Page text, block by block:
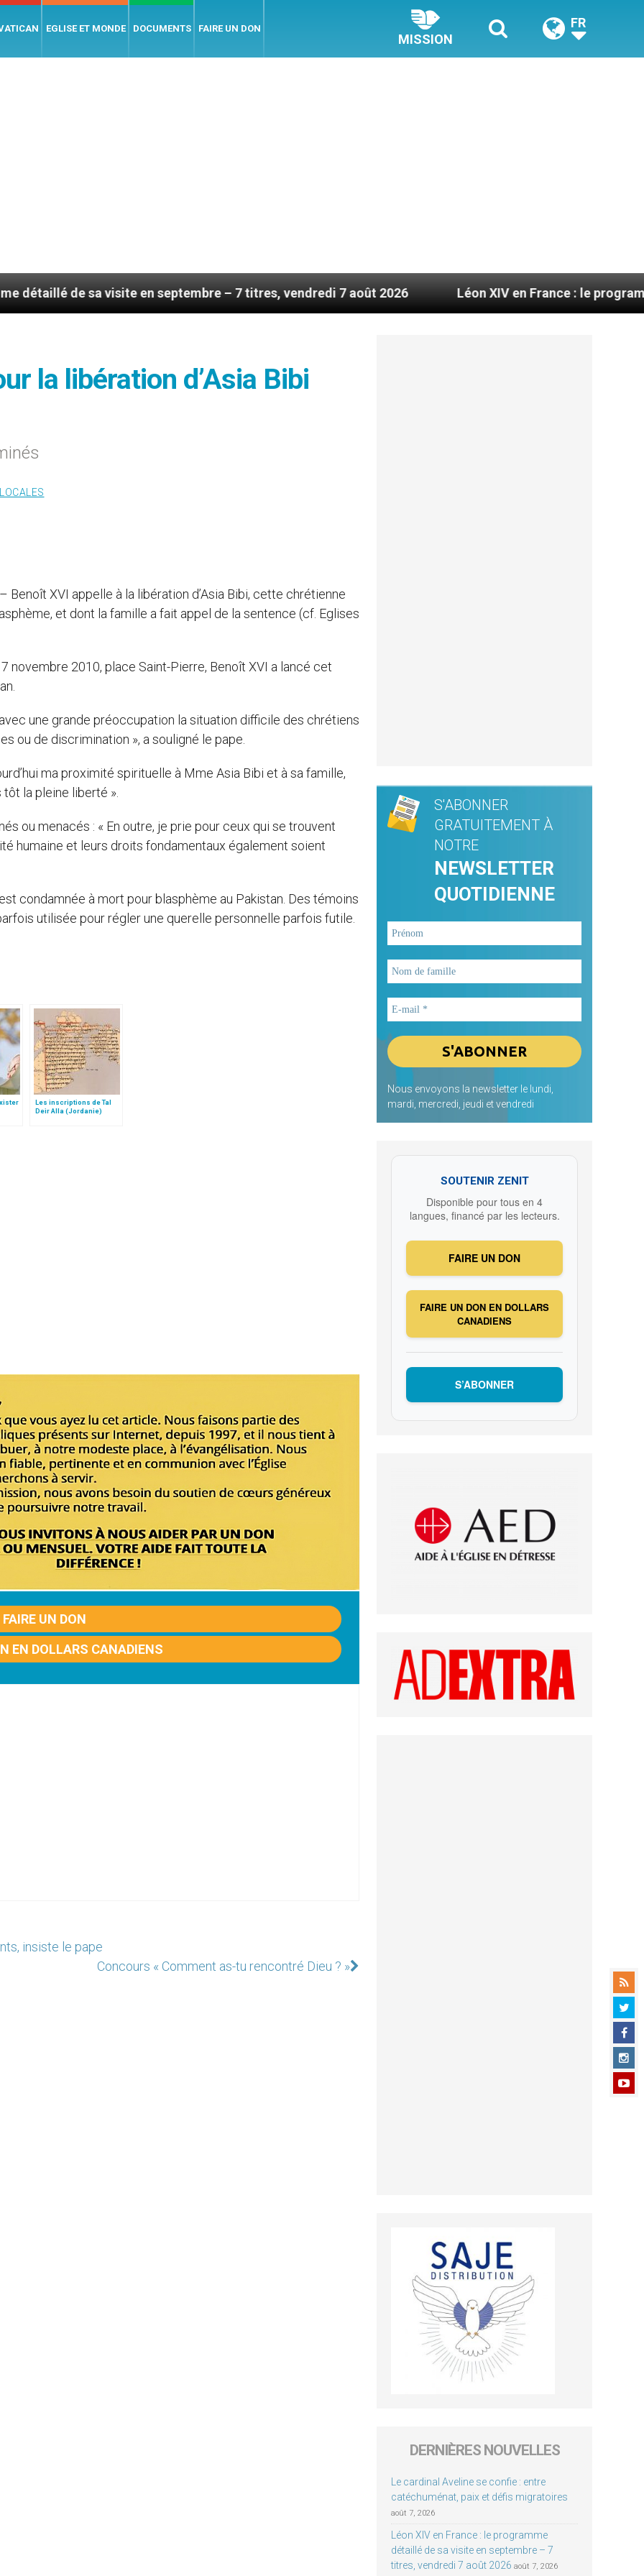
EGLISE ET MONDE DOCUMENTS FAIRE UN DON
MISSION
FR
visite en septembre – 7 titres, vendredi 7 août 2026 Léon XIV en France : le programme détaillé
la libération d’Asia Bibi
Benoît XVI appelle à la libération d’Asia Bibi, cette chrétienne
et dont la famille a fait appel de la sentence (cf. Eglises
novembre 2010, place Saint-Pierre, Benoît XVI a lancé cet
une grande préoccupation la situation difficile des chrétiens
ou de discrimination », a souligné le pape.
ma proximité spirituelle à Mme Asia Bibi et à sa famille,
la pleine liberté ».
ou menacés : « En outre, je prie pour ceux qui se trouvent
humaine et leurs droits fondamentaux également soient
condamnée à mort pour blasphème au Pakistan. Des témoins
utilisée pour régler une querelle personnelle parfois futile.
Les inscriptions de Tal
Deir Alla (Jordanie)
FAIRE UN DON
EN DOLLARS CANADIENS
insiste le pape
Concours « Comment as-tu rencontré Dieu ? »
S'ABONNER
GRATUITEMENT À
NOTRE
NEWSLETTER
QUOTIDIENNE
Nous envoyons la newsletter le lundi,
mardi, mercredi, jeudi et vendredi
SOUTENIR ZENIT
Disponible pour tous en 4
langues, financé par les lecteurs.
FAIRE UN DON
FAIRE UN DON EN DOLLARS
CANADIENS
S’ABONNER
DERNIÈRES NOUVELLES
Le cardinal Aveline se confie : entre
catéchuménat, paix et défis migratoires
août 7, 2026
Léon XIV en France : le programme
détaillé de sa visite en septembre – 7
titres, vendredi 7 août 2026 août 7, 2026